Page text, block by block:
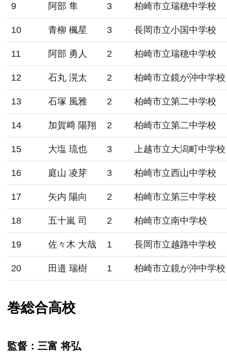
9 阿部 隼 3 柏崎市立瑞穂中学校
10 青柳 楓星 3 長岡市立小国中学校
11 阿部 勇人 2 柏崎市立瑞穂中学校
12 石丸 滉太 2 柏崎市立鏡が沖中学校
13 石塚 風雅 2 柏崎市立第二中学校
14 加賀﨑 陽翔 2 柏崎市立第二中学校
15 大塩 琉也 3 上越市立大潟町中学校
16 庭山 凌芽 3 柏崎市立西山中学校
17 矢内 陽向 2 柏崎市立第三中学校
18 五十嵐 司 2 柏崎市立南中学校
19 佐々木 大哉 1 長岡市立越路中学校
20 田邉 瑞樹 1 柏崎市立鏡が沖中学校
巻総合高校
監督：三富 将弘